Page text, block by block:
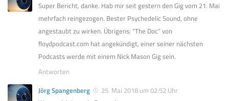
Super Bericht, danke. Hab mir seit gestern den Gig vom 21. Mai
mehrfach reingezogen. Bester Psychedelic Sound, ohne
angestaubt zu wirken. Übrigens: “The Doc” von
floydpodcast.com hat angekündigt, einer seiner nächsten
Podcasts werde mit einem Nick Mason Gig sein.
Antworten
Jörg Spangenberg
25. Mai 2018 um 02:52 Uhr